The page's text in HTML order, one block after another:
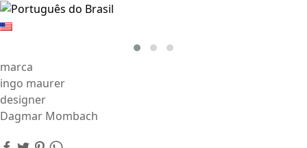
marca
ingo maurer
designer
Dagmar Mombach